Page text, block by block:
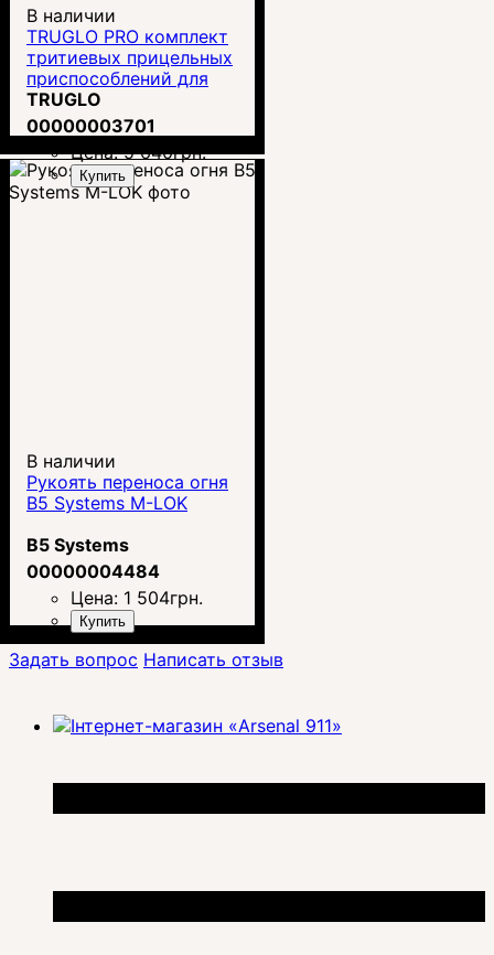
В наличии
TRUGLO PRO комплект
тритиевых прицельных
приспособлений для
GLOCK TG231G1W
TRUGLO
00000003701
Цена:5 640грн.
Купить
В наличии
Рукоять переноса огня
B5 Systems M-LOK
B5 Systems
00000004484
Цена: 1 504грн.
Купить
Задать вопрос Написать отзыв